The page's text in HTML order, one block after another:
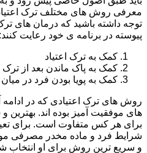
معرفی روش های مختلف ترک
توجه داشته باشید که درمان های ترک
پیوسته در برنامه ی خود رعایت کنند:
کمک به ترک اعتیاد
کمک به پاک ماندن بعد از ترک
کمک به پویا بودن فرد در
روش های ترک اعتیادی که در
های موفقیت آمیز بوده اند. بهترین
برای هر کس متفاوت است. برای
شرایط فرد و ماده مخدر مصرفی
و سریع ترین روش برای او انتخاب